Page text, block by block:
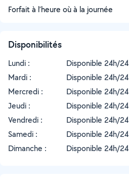
Forfait à l’heure où à la journée
Disponibilités
Lundi :
Disponible 24h/24
Mardi :
Disponible 24h/24
Mercredi :
Disponible 24h/24
Jeudi :
Disponible 24h/24
Vendredi :
Disponible 24h/24
Samedi :
Disponible 24h/24
Dimanche :
Disponible 24h/24